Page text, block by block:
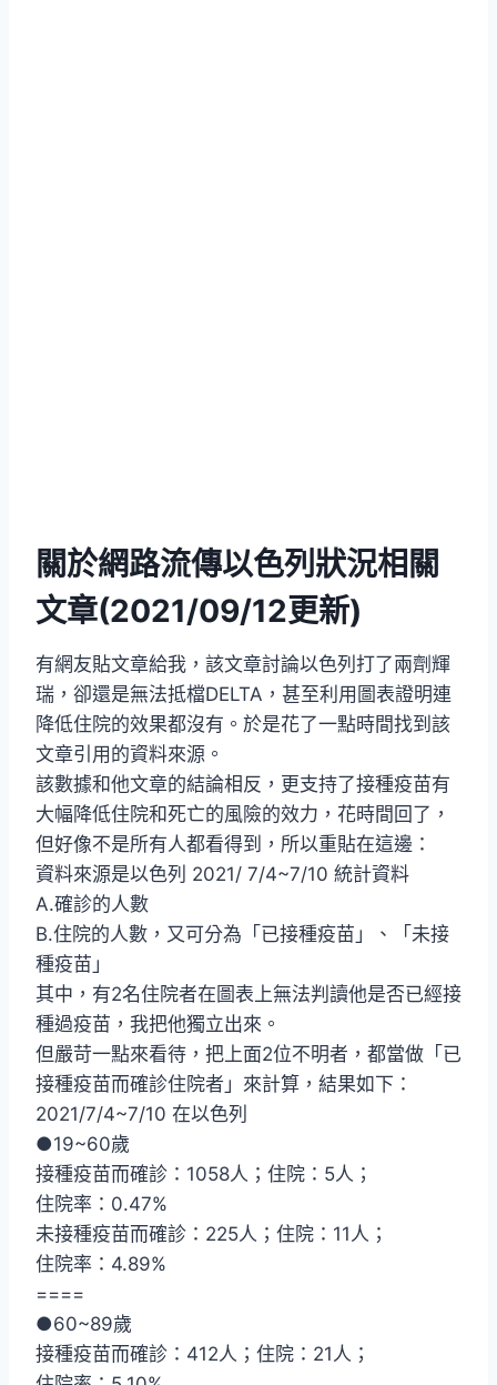
關於網路流傳以色列狀況相關
文章(2021/09/12更新)
有網友貼文章給我，該文章討論以色列打了兩劑輝
瑞，卻還是無法抵檔DELTA，甚至利用圖表證明連
降低住院的效果都沒有。於是花了一點時間找到該
文章引用的資料來源。
該數據和他文章的結論相反，更支持了接種疫苗有
大幅降低住院和死亡的風險的效力，花時間回了，
但好像不是所有人都看得到，所以重貼在這邊：
資料來源是以色列 2021/ 7/4~7/10 統計資料
A.確診的人數
B.住院的人數，又可分為「已接種疫苗」、「未接
種疫苗」
其中，有2名住院者在圖表上無法判讀他是否已經接
種過疫苗，我把他獨立出來。
但嚴苛一點來看待，把上面2位不明者，都當做「已
接種疫苗而確診住院者」來計算，結果如下：
2021/7/4~7/10 在以色列
●19~60歲
接種疫苗而確診：1058人；住院：5人；
住院率：0.47%
未接種疫苗而確診：225人；住院：11人；
住院率：4.89%
====
●60~89歲
接種疫苗而確診：412人；住院：21人；